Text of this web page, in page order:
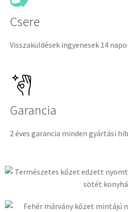
Csere
Visszaküldések ingyenesek 14
Garancia
2 éves garancia minden gyártási